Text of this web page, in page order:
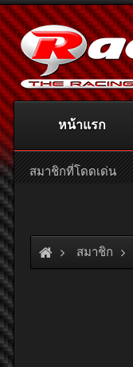
สมาชิก
หน้าแรก
สมาชิกที่โดดเด่น